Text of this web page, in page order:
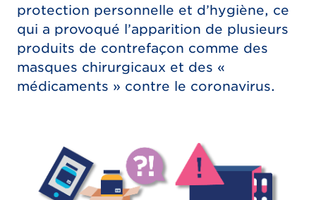
protection personnelle et d’hygiène, ce
qui a provoqué l’apparition de plusieurs
produits de contrefaçon comme des
masques chirurgicaux et des «
médicaments » contre le coronavirus.